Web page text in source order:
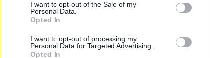
I want to opt-out of the Sale of my
Personal Data.
Opted In
I want to opt-out of processing my
Personal Data for Targeted Advertising.
Opted In
között.
amelyben néhány általános lózungon túl